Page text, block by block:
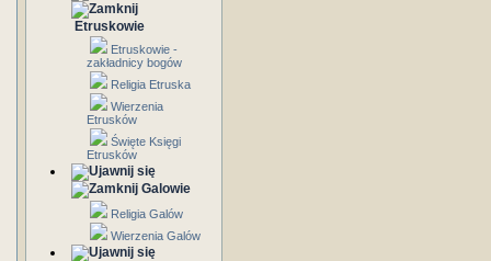
Etruskowie
Etruskowie -
zakładnicy bogów
Religia Etruska
Wierzenia
Etrusków
Święte Księgi
Etrusków
Galowie
Religia Galów
Wierzenia Galów